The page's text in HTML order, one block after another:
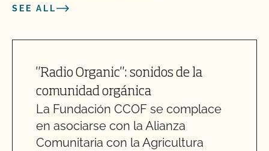
SEE ALL
"Radio Organic": sonidos de la
comunidad orgánica
La Fundación CCOF se complace
en asociarse con la Alianza
Comunitaria con la Agricultura